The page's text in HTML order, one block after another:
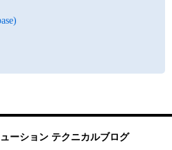
ーション テクニカルブログ